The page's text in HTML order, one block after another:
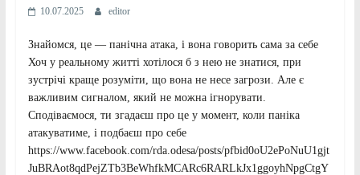
10.07.2025 editor
Знайомся, це — панічна атака, і вона говорить сама за себе
Хоч у реальному житті хотілося б з нею не знатися, при
зустрічі краще розуміти, що вона не несе загрози. Але є
важливим сигналом, який не можна ігнорувати.
Сподіваємося, ти згадаєш про це у момент, коли паніка
атакуватиме, і подбаєш про себе
https://www.facebook.com/rda.odesa/posts/pfbid0oU2ePoNuU1gjt
JuBRAot8qdPejZTb3BeWhfkMCARc6RARLkJx1ggoyhNpgCtgY